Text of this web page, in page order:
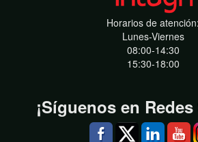
Horarios de atención:
Lunes-Viernes
08:00-14:30
15:30-18:00
¡Síguenos en